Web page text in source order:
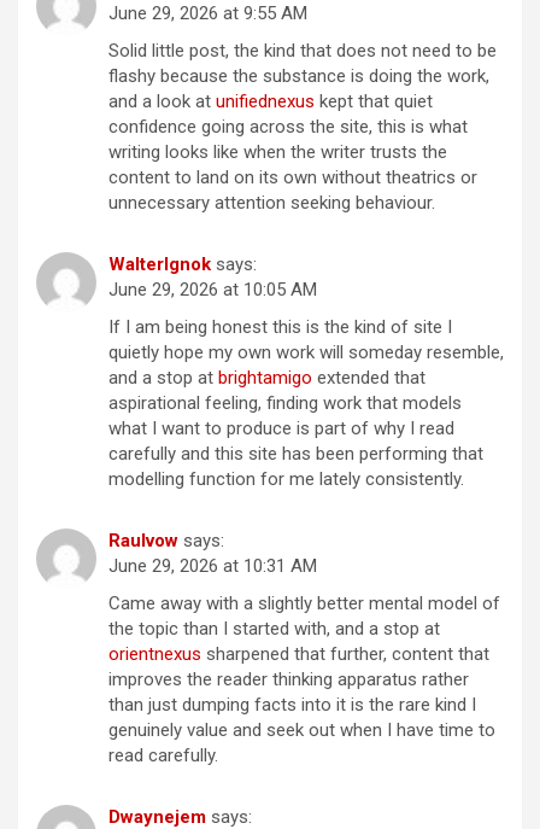
June 29, 2026 at 9:55 AM
Solid little post, the kind that does not need to be
flashy because the substance is doing the work,
and a look at unifiednexus kept that quiet
confidence going across the site, this is what
writing looks like when the writer trusts the
content to land on its own without theatrics or
unnecessary attention seeking behaviour.
WalterIgnok says:
June 29, 2026 at 10:05 AM
If I am being honest this is the kind of site I
quietly hope my own work will someday resemble,
and a stop at brightamigo extended that
aspirational feeling, finding work that models
what I want to produce is part of why I read
carefully and this site has been performing that
modelling function for me lately consistently.
Raulvow says:
June 29, 2026 at 10:31 AM
Came away with a slightly better mental model of
the topic than I started with, and a stop at
orientnexus sharpened that further, content that
improves the reader thinking apparatus rather
than just dumping facts into it is the rare kind I
genuinely value and seek out when I have time to
read carefully.
Dwaynejem says: